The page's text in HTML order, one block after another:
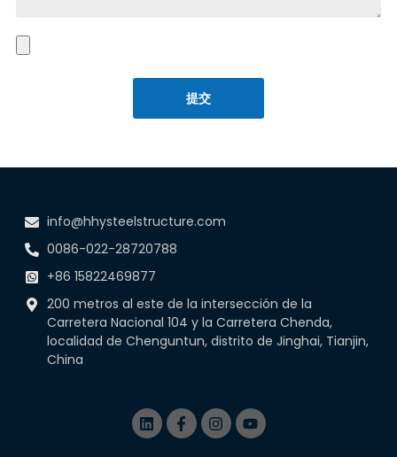
提交
info@hhysteelstructure.com
0086-022-28720788
+86 15822469877
200 metros al este de la intersección de la
Carretera Nacional 104 y la Carretera Chenda,
localidad de Chenguntun, distrito de Jinghai, Tianjin,
China